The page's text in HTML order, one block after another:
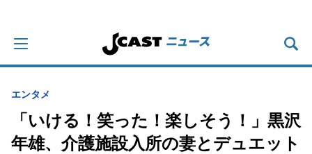
エンタメ
「いける！笑った！楽しそう！」黒沢
年雄、介護施設入所の妻とデュエット